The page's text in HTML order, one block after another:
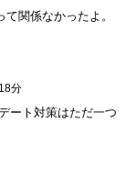
て関係なかったよ。
分
ート対策はただ一つ